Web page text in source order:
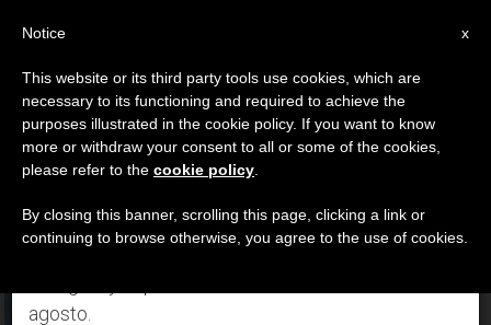
ETIQUETA
Posts Tagged ‘Mons.
Edmund J. Whalen’
ÚLTIMAS NOTICIAS
Estados Unidos: El Papa acepta la renuncia del obispo
×
Aviso importante
Del 27 de julio al 7 de agosto haremos la pausa
anual, aprovechando que en el periodo de verano
se generan menos informaciones y también el
agosto.
x
Notice
This website or its third party tools use cookies, which are
necessary to its functioning and required to achieve the
purposes illustrated in the cookie policy. If you want to know
more or withdraw your consent to all or some of the cookies,
please refer to the cookie policy
By closing this banner, scrolling this page, clicking a link or
continuing to browse otherwise, you agree to the use of cookies.